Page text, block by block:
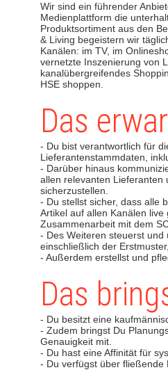
Wir sind ein führender
Medienplattform die
Produktsortiment aus den
& Living begeistern wir
Kanälen: im TV, im
vernetzte Inszenierung von
kanalübergreifendes
HSE shoppen.
Das
- Du bist verantwortlich für
Lieferantenstammdaten,
- Darüber hinaus
allen relevanten Lieferanten
sicherzustellen.
- Du stellst sicher, dass alle
Artikel auf allen Kanälen
Zusammenarbeit mit dem
- Des Weiteren steuerst
einschließlich der
- Außerdem erstellst und
Das
- Du besitzt eine
- Zudem bringst Du
Genauigkeit mit.
- Du hast eine Affinität für
- Du verfügst über fließende